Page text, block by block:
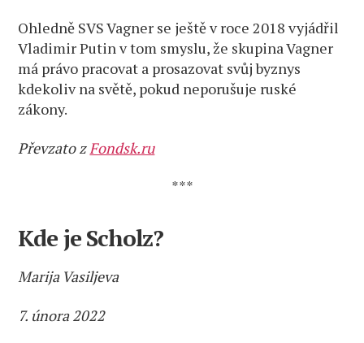
Ohledně SVS Vagner se ještě v roce 2018 vyjádřil
Vladimir Putin v tom smyslu, že skupina Vagner
má právo pracovat a prosazovat svůj byznys
kdekoliv na světě, pokud neporušuje ruské
zákony.
Převzato z Fondsk.ru
***
Kde je Scholz?
Marija Vasiljeva
7. února 2022